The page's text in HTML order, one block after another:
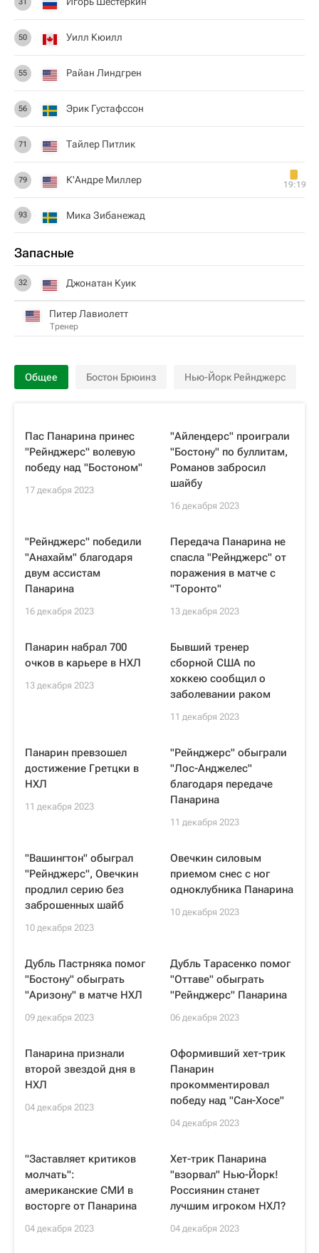
50 Уилл Кюилл
55 Райан Линдгрен
56 Эрик Густафссон
71 Тайлер Питлик
79 К'Андре Миллер 19:19
93 Мика Зибанежад
Запасные
32 Джонатан Куик
Питер Лавиолетт
Тренер
Общее Бостон Брюинз Нью-Йорк Рейнджерс
Пас Панарина принес
"Рейнджерс" волевую
победу над "Бостоном"
17 декабря 2023
"Айлендерс" проиграли
"Бостону" по буллитам,
Романов забросил
шайбу
16 декабря 2023
"Рейнджерс" победили
"Анахайм" благодаря
двум ассистам
Панарина
16 декабря 2023
Передача Панарина не
спасла "Рейнджерс" от
поражения в матче с
"Торонто"
13 декабря 2023
Панарин набрал 700
очков в карьере в НХЛ
13 декабря 2023
Бывший тренер
сборной США по
хоккею сообщил о
заболевании раком
11 декабря 2023
Панарин превзошел
достижение Гретцки в
НХЛ
11 декабря 2023
"Рейнджерс" обыграли
"Лос-Анджелес"
благодаря передаче
Панарина
11 декабря 2023
"Вашингтон" обыграл
"Рейнджерс", Овечкин
продлил серию без
заброшенных шайб
10 декабря 2023
Овечкин силовым
приемом снес с ног
одноклубника Панарина
10 декабря 2023
Дубль Пастрняка помог
"Бостону" обыграть
"Аризону" в матче НХЛ
09 декабря 2023
Дубль Тарасенко помог
"Оттаве" обыграть
"Рейнджерс" Панарина
06 декабря 2023
Панарина признали
второй звездой дня в
НХЛ
04 декабря 2023
Оформивший хет-трик
Панарин
прокомментировал
победу над "Сан-Хосе"
04 декабря 2023
"Заставляет критиков
молчать":
американские СМИ в
восторге от Панарина
04 декабря 2023
Хет-трик Панарина
"взорвал" Нью-Йорк!
Россиянин станет
лучшим игроком НХЛ?
04 декабря 2023